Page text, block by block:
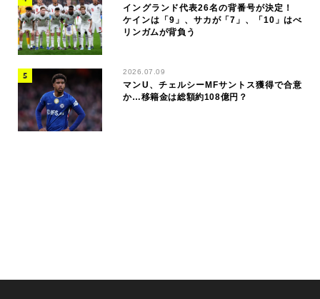
イングランド代表26名の背番号が決定！
ケインは「9」、サカが「7」、「10」はべ
リンガムが背負う
2026.07.09
マンU、チェルシーMFサントス獲得で合意
か…移籍金は総額約108億円？